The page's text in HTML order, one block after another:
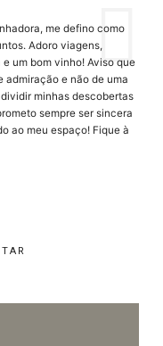
me defino como
Adoro viagens,
um bom vinho! Aviso que
admiração e não de uma
minhas descobertas
sempre ser sincera
ao meu espaço! Fique à